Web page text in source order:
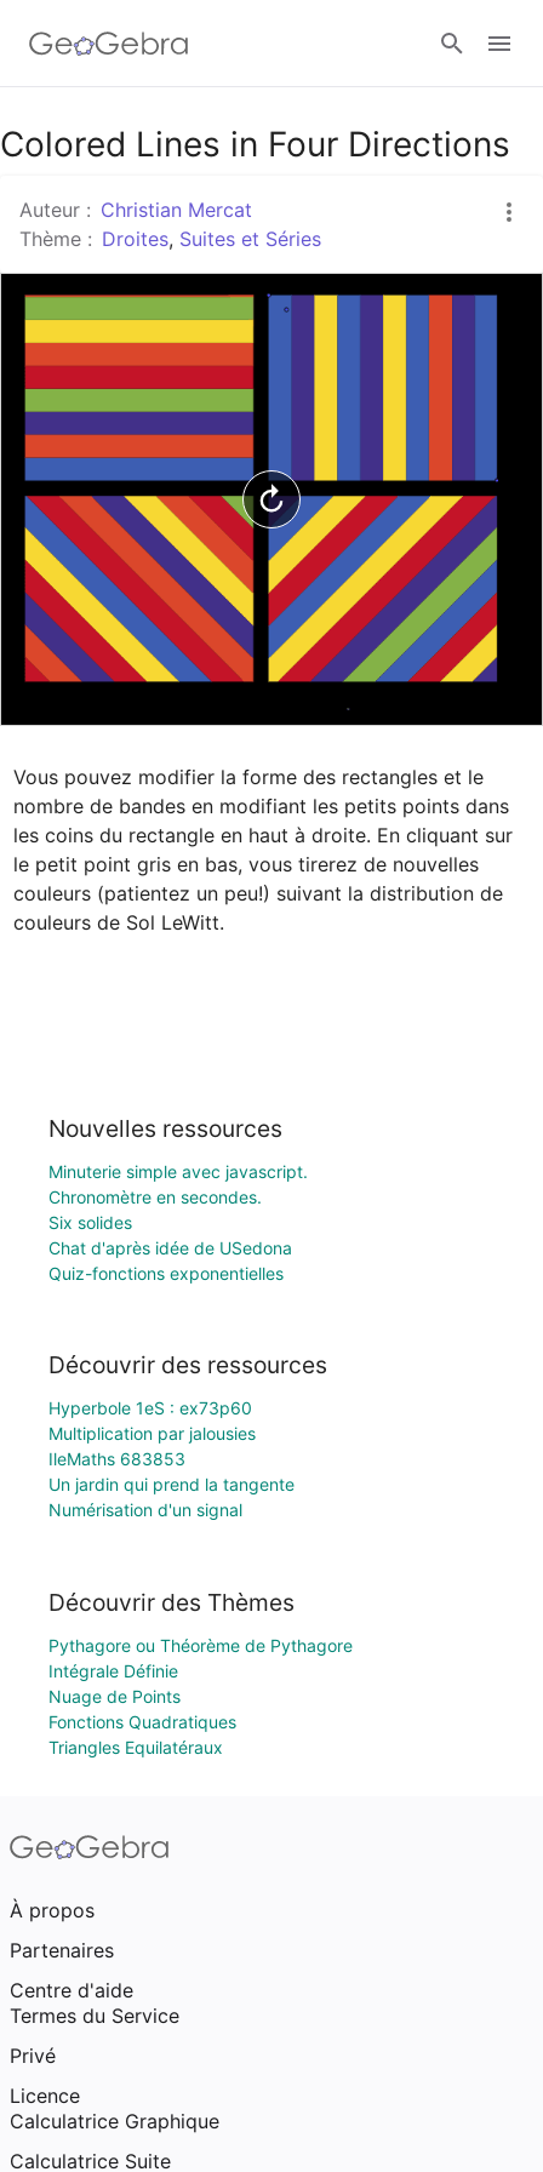
Google Classroom
Classe GeoGebra
Se connecter
Colored Lines in Four Directions
Auteur : Christian Mercat
Thème : Droites, Suites et Séries
Vous pouvez modifier la forme des rectangles et le
nombre de bandes en modifiant les petits points dans
les coins du rectangle en haut à droite. En cliquant sur
le petit point gris en bas, vous tirerez de nouvelles
couleurs (patientez un peu!) suivant la distribution de
couleurs de Sol LeWitt.
Nouvelles ressources
Minuterie simple avec javascript.
Chronomètre en secondes.
Six solides
Chat d'après idée de USedona
Quiz-fonctions exponentielles
Découvrir des ressources
Hyperbole 1eS : ex73p60
Multiplication par jalousies
IleMaths 683853
Un jardin qui prend la tangente
Numérisation d'un signal
Découvrir des Thèmes
Pythagore ou Théorème de Pythagore
Intégrale Définie
Nuage de Points
Fonctions Quadratiques
Triangles Equilatéraux
À propos
Partenaires
Centre d'aide
Termes du Service
Privé
Licence
Calculatrice Graphique
Calculatrice Suite